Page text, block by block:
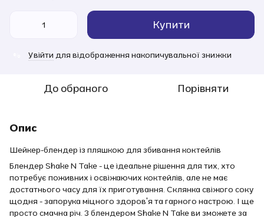
Купити
Увійти для відображення накопичувальної знижки
До обраного Порівняти
Опис
Шейкер-блендер із пляшкою для збивання коктейлів
Блендер Shake N Take - це ідеальне рішення для тих, хто
потребує поживних і освіжаючих коктейлів, але не має
достатнього часу для їх приготування. Склянка свіжого соку
щодня - запорука міцного здоров'я та гарного настрою. І ще
просто смачна річ. З блендером Shake N Take ви зможете за